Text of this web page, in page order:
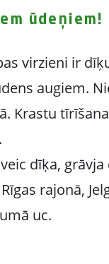
ūdeņiem!
virzieni ir
augiem.
Krastu
dīķa,
rajonā,
uc.